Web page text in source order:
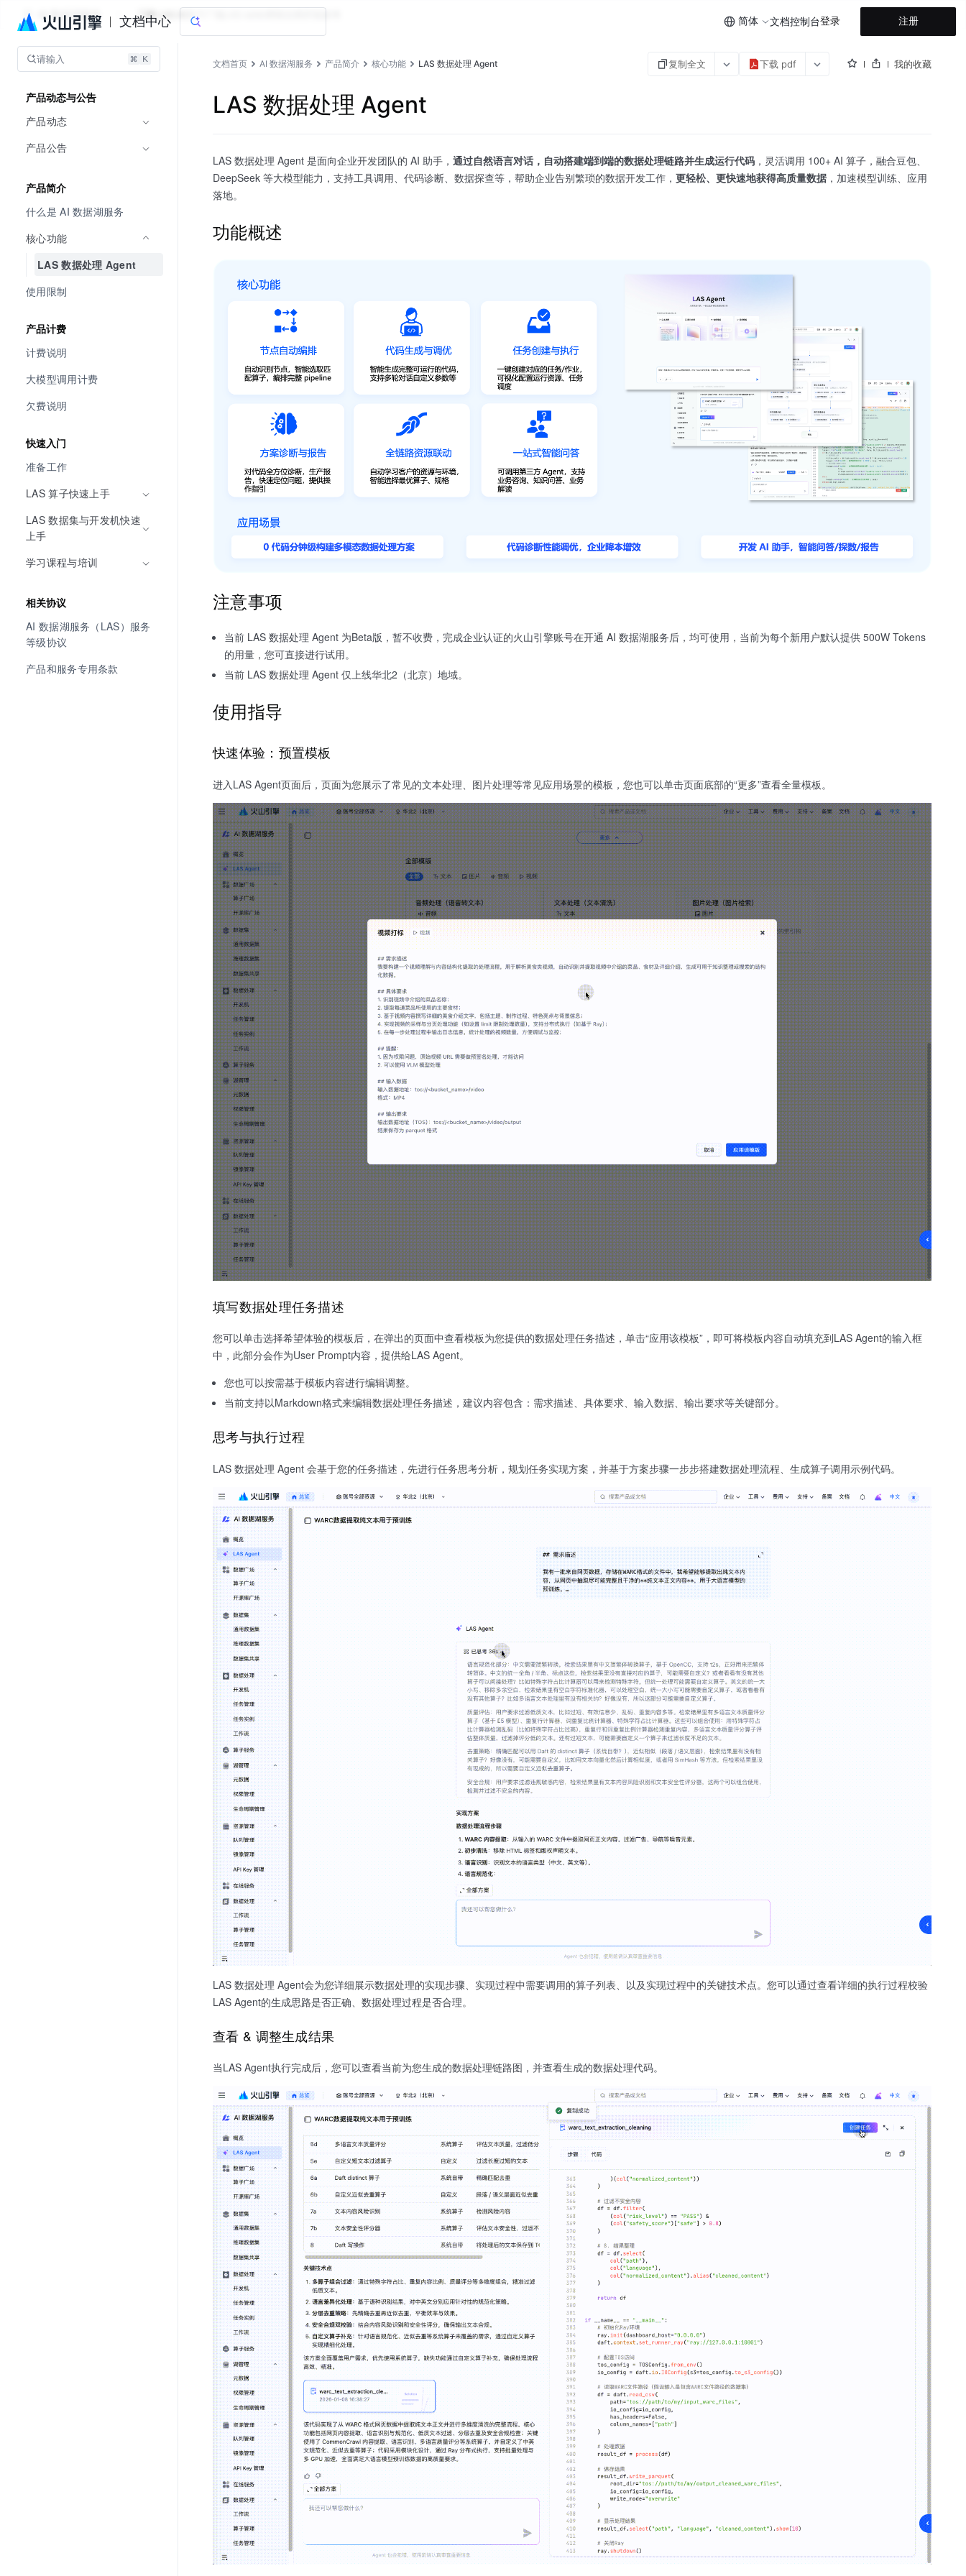
文档中心 简体 文档控制台登录 注册
AI 数据湖服务 了解 LAS AI 算子广场
请输入
产品动态与公告
产品动态
产品公告
产品简介
什么是 AI 数据湖服务
核心功能
LAS 数据处理 Agent
使用限制
产品计费
计费说明
大模型调用计费
欠费说明
快速入门
准备工作
LAS 算子快速上手
LAS 数据集与开发机快速
上手
学习课程与培训
相关协议
AI 数据湖服务（LAS）服务
等级协议
产品和服务专用条款
文档首页 AI 数据湖服务 产品简介 核心功能 LAS 数据处理 Agent 复制全文 下载 pdf 我的收藏
LAS 数据处理 Agent
LAS 数据处理 Agent 是面向企业开发团队的 AI 助手， 通过自然语言对话，自动搭建端到端的数据处理链路并生成运行代码 ，灵活调用 100+ AI 算子，融合豆包、
DeepSeek 等大模型能力，支持工具调用、代码诊断、数据探查等，帮助企业告别繁琐的数据开发工作， 更轻松、更快速地获得高质量数据 ，加速模型训练、应用
落地。
功能概述
注意事项
当前 LAS 数据处理 Agent 为Beta版，暂不收费，完成企业认证的火山引擎账号在开通 AI 数据湖服务后，均可使用，当前为每个新用户默认提供 500W Tokens
的用量，您可直接进行试用。
当前 LAS 数据处理 Agent 仅上线华北2（北京）地域。
使用指导
快速体验：预置模板
进入LAS Agent页面后，页面为您展示了常见的文本处理、图片处理等常见应用场景的模板，您也可以单击页面底部的“更多”查看全量模板。
填写数据处理任务描述
您可以单击选择希望体验的模板后，在弹出的页面中查看模板为您提供的数据处理任务描述，单击“应用该模板”，即可将模板内容自动填充到LAS Agent的输入框
中，此部分会作为User Prompt内容，提供给LAS Agent。
您也可以按需基于模板内容进行编辑调整。
当前支持以Markdown格式来编辑数据处理任务描述，建议内容包含：需求描述、具体要求、输入数据、输出要求等关键部分。
思考与执行过程
LAS 数据处理 Agent 会基于您的任务描述，先进行任务思考分析，规划任务实现方案，并基于方案步骤一步步搭建数据处理流程、生成算子调用示例代码。
LAS 数据处理 Agent会为您详细展示数据处理的实现步骤、实现过程中需要调用的算子列表、以及实现过程中的关键技术点。您可以通过查看详细的执行过程校验
LAS Agent的生成思路是否正确、数据处理过程是否合理。
查看 & 调整生成结果
当LAS Agent执行完成后，您可以查看当前为您生成的数据处理链路图，并查看生成的数据处理代码。